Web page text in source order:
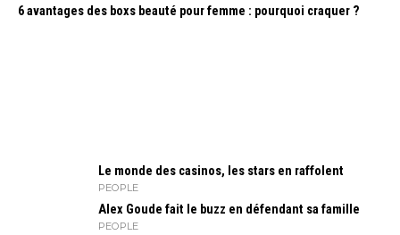
6 avantages des boxs beauté pour femme : pourquoi craquer ?
Le monde des casinos, les stars en raffolent
PEOPLE
Alex Goude fait le buzz en défendant sa famille
PEOPLE